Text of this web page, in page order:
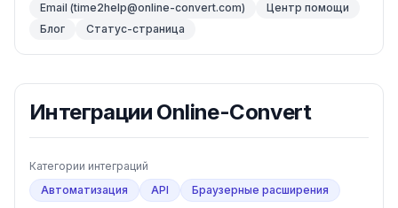
Email (time2help@online-convert.com)
Центр помощи
Блог
Статус-страница
Интеграции Online-Convert
Категории интеграций
Автоматизация
API Браузерные расширения